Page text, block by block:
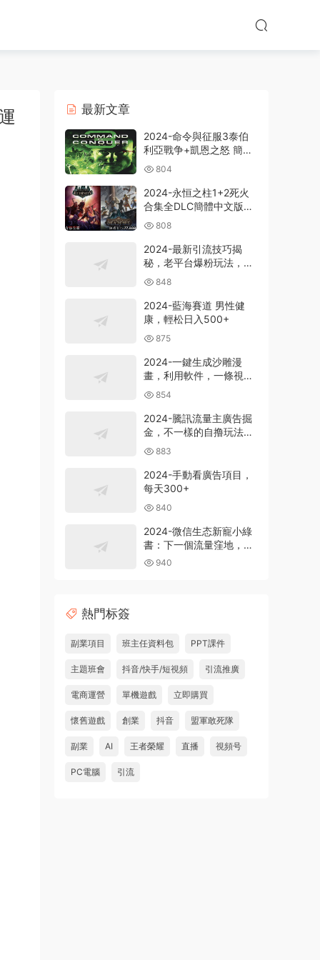
最新文章
2024-命令與征服3泰伯
利亞戰争+凱恩之怒 簡體
中文版電腦PC單機RPG遊
戲即時戰略+支持
win7/win8/win10/win11
804
2024-永恒之柱1+2死火
合集全DLC簡體中文版電
腦PC單機RPG遊戲
808
2024-最新引流技巧揭
秘，老平台爆粉玩法，單
人單号日引300+創業
粉，作品可直接被百度收
錄
848
2024-藍海賽道 男性健
康，輕松日入500+
875
2024-一鍵生成沙雕漫
畫，利用軟件，一條視頻
播放12W+，單日變現
1000+
854
2024-騰訊流量主廣告掘
金，不一樣的自撸玩法，
日賺500-1000+，無設備
要求
883
2024-手動看廣告項目，
每天300+
840
2024-微信生态新寵小綠
書：下一個流量窪地，粉
絲質量超高，日引
940
熱門标簽
副業項目 班主任資料包 PPT課件
主題班會 抖音/快手/短視頻 引流推廣
電商運營 單機遊戲 立即購買
懷舊遊戲 創業 抖音 盟軍敢死隊
副業 AI 王者榮耀 直播 視頻号
PC電腦 引流